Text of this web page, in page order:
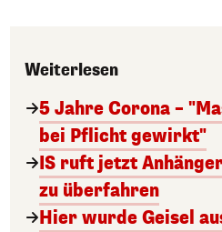
Weiterlesen
5 Jahre Corona –
bei Pflicht gewirkt"
IS ruft jetzt
zu überfahren
Hier wurde Geisel